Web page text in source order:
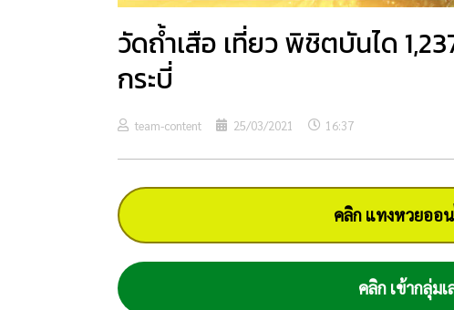
วัดถ้ำเสือ เที่ยว พิชิตบันได
กระบี่
team-content 25/03/2021 16:37
คลิก แทงหวยออน
คลิก เข้ากลุ่ม